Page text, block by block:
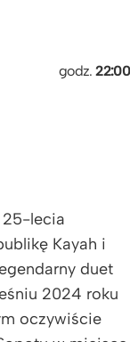
godz.22:00
25-lecia
Kayah i
duet
2024 roku
oczywiście